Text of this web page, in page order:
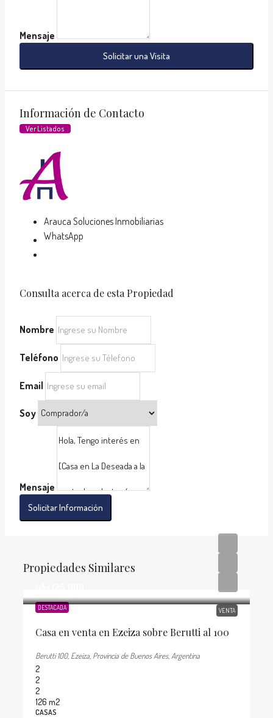
Mensaje
Solicitar una Visita
Información de Contacto
Ver Listados
Arauca Soluciones Inmobiliarias
WhatsApp
Consulta acerca de esta Propiedad
Nombre
Teléfono
Email
Soy
Mensaje
Solicitar Información
Propiedades Similares
DESTACADA VENTA
Casa en venta en Ezeiza sobre Berutti al 100
Berutti 100, Ezeiza, Provincia de Buenos Aires, Argentina
2
2
2
126 m2
CASAS